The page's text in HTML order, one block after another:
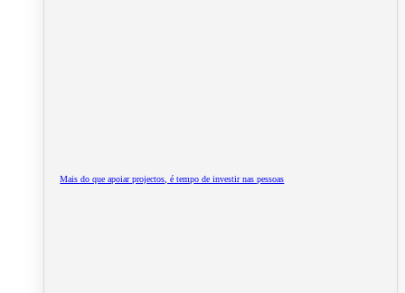
Mais do que apoiar projectos, é tempo de investir nas pessoas